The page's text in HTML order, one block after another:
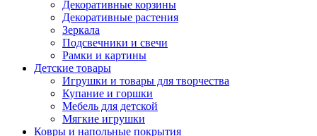
Декоративные корзины
Декоративные растения
Зеркала
Подсвечники и свечи
Рамки и картины
Детские товары
Игрушки и товары для творчества
Купание и горшки
Мебель для детской
Мягкие игрушки
Ковры и напольные покрытия